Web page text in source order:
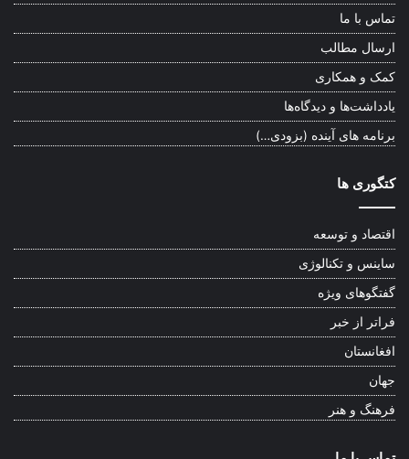
تماس با ما
ارسال مطالب
کمک و همکاری
یادداشت‌ها و دیدگاه‌ها
برنامه های آینده (بزودی…)
کتگوری ها
اقتصاد و توسعه
ساینس و تکنالوژی
گفتگوهای ویژه
فراتر از خبر
افغانستان
جهان
فرهنگ و هنر